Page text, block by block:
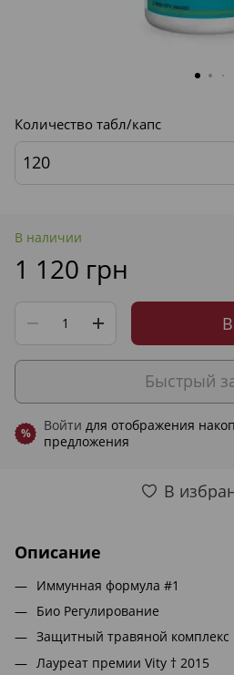
Количество табл/капс
120
В наличии
1 120 грн
Быстрый
% Войти для отображения
предложения
В
Описание
Иммунная формула #1
Био Регулирование
Защитный травяной комплекс
Лауреат премии Vity † 2015